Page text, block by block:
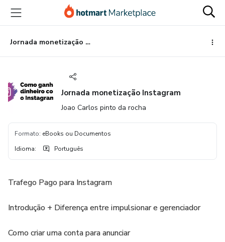
para
conteúdo
principal
para
pagamento
para
rodapé
Jornada monetização Instagram
Jornada monetização Instagram
Joao Carlos pinto da rocha
Formato: eBooks ou Documentos
Idioma: Português
Trafego Pago para Instagram
Introdução + Diferença entre impulsionar e gerenciador
Como criar uma conta para anunciar